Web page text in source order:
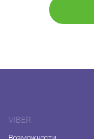
VIBER